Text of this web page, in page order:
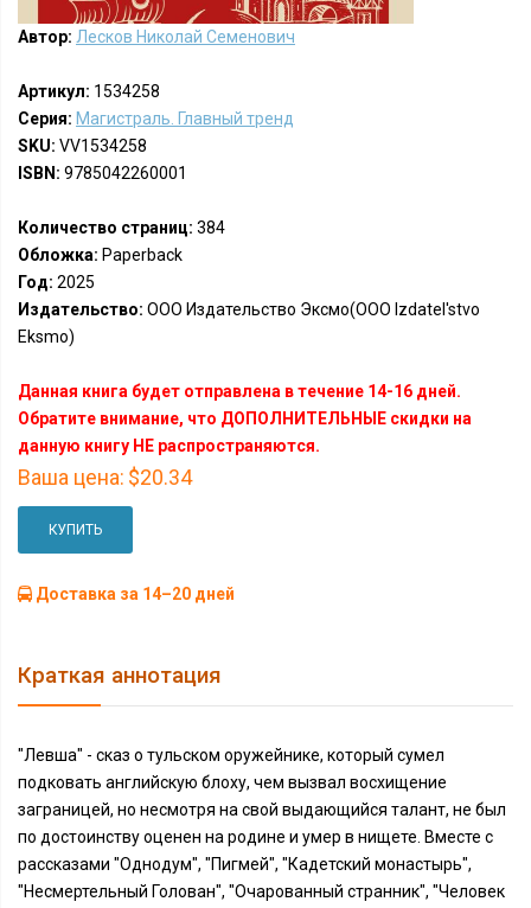
Автор: Лесков Николай Семенович
Артикул: 1534258
Серия: Магистраль. Главный тренд
SKU: VV1534258
ISBN: 9785042260001
Количество страниц: 384
Обложка: Paperback
Год: 2025
Издательство: ООО Издательство Эксмо(OOO Izdatel'stvo
Eksmo)
Данная книга будет отправлена в течение 14-16 дней.
Обратите внимание, что ДОПОЛНИТЕЛЬНЫЕ скидки на
данную книгу НЕ распространяются.
Ваша цена: $20.34
КУПИТЬ
Доставка за 14–20 дней
Краткая аннотация
"Левша" - сказ о тульском оружейнике, который сумел
подковать английскую блоху, чем вызвал восхищение
заграницей, но несмотря на свой выдающийся талант, не был
по достоинству оценен на родине и умер в нищете. Вместе с
рассказами "Однодум", "Пигмей", "Кадетский монастырь",
"Несмертельный Голован", "Очарованный странник", "Человек